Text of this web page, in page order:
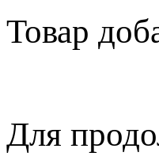
Товар
Для